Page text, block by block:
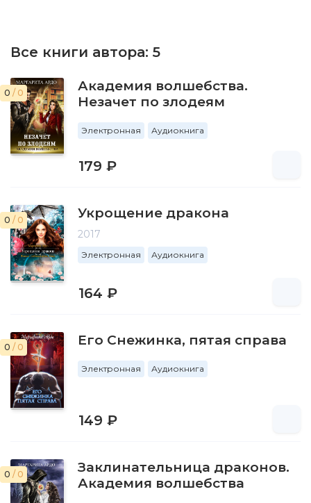
Все книги автора: 5
0 / 0
Академия волшебства.
Незачет по злодеям
Электронная Аудиокнига
179 ₽
0 / 0 Укрощение дракона
2017
Электронная Аудиокнига
164 ₽
0 / 0 Его Снежинка, пятая справа
Электронная Аудиокнига
149 ₽
0 / 0
Заклинательница драконов.
Академия волшебства